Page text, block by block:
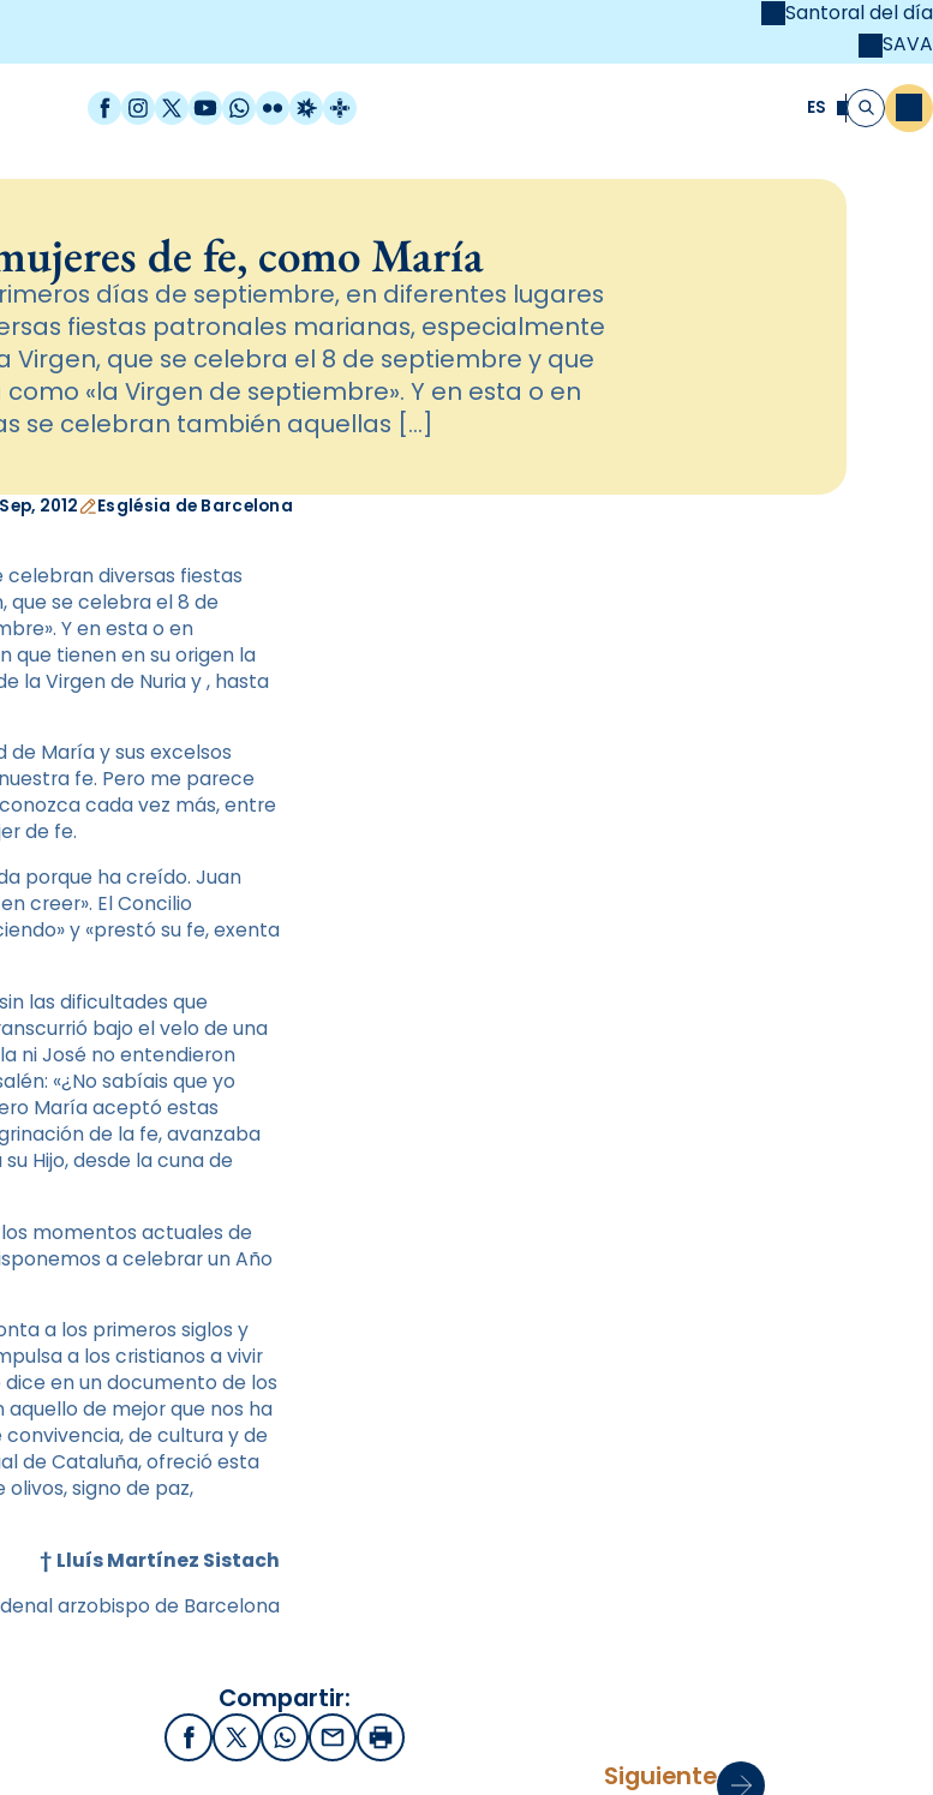
Santoral del día
SAVA
Facebook
Instagram
X / Twitter
YouTube
WhatsApp
FlickrRadio Estel
Catalunya Cristiana ES Buscar
de fe, como María
días de septiembre, en diferentes lugares
fiestas patronales marianas, especialmente
Virgen, que se celebra el 8 de septiembre y que
«la Virgen de septiembre». Y en esta o en
se celebran también aquellas […]
2012 Església de Barcelona
celebran diversas fiestas
que se celebra el 8 de
Y en esta o en
que tienen en su origen la
la Virgen de Nuria y , hasta
María y sus excelsos
fe. Pero me parece
cada vez más, entre
de fe.
porque ha creído. Juan
creer». El Concilio
y «prestó su fe, exenta
las dificultades que
bajo el velo de una
ni José no entendieron
«¿No sabíais que yo
María aceptó estas
de la fe, avanzaba
Hijo, desde la cuna de
momentos actuales de
a celebrar un Año
a los primeros siglos y
a los cristianos a vivir
en un documento de los
de mejor que nos ha
de cultura y de
de Cataluña, ofreció esta
signo de paz,
† Lluís Martínez Sistach
arzobispo de Barcelona
Compartir:
FacebookX / Twitter
WhatsApp
EmailImprimir
Siguiente